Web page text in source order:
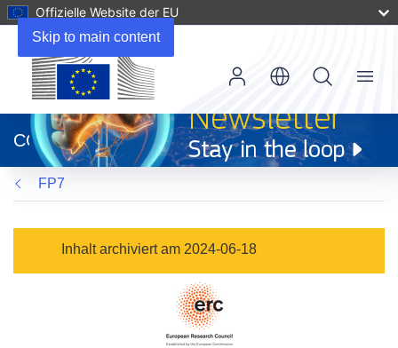
Skip to main content
Offizielle Website der EU
neuem
Fenster)
CORDIS
Menu
FP7
Inhalt archiviert am 2024-06-18